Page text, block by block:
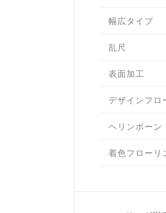
幅広タイプ
乱尺
表面加工
デザインフロ
ヘリンボーン
着色フローリ